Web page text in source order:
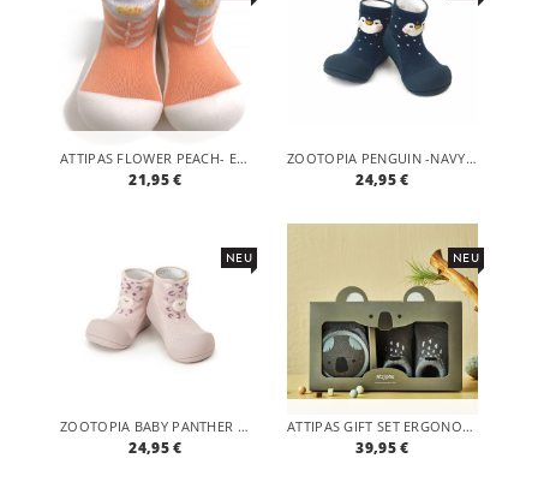
ATTIPAS FLOWER PEACH- ERGONOMISCHE BABY LAUFLERNSCHUHE, ATMUNGSAKTIVE KINDER HAUSSCHUHE ABS SOCKEN BABYSCHUHE ANTIRUTSCH
21,95 €
ZOOTOPIA PENGUIN -NAVY ERGONOMISCHE BABY LAUFLERNSCHUHE, ATMUNGSAKTIVE KINDER HAUSSCHUHE ABS SOCKEN BABYSCHUHE ANTIRUTSCH
24,95 €
NEU
ZOOTOPIA BABY PANTHER -PINK ERGONOMISCHE BABY LAUFLERNSCHUHE, ATMUNGSAKTIVE KINDER HAUSSCHUHE ABS SOCKEN BABYSCHUHE ANTIRUTSCH
24,95 €
NEU
ATTIPAS GIFT SET ERGONOMISCHE BABY LAUFLERNSCHUHE, ATMUNGSAKTIVE KINDER HAUSSCHUHE ABS SOCKEN BABYSCHUHE ANTIRUTSCH
39,95 €